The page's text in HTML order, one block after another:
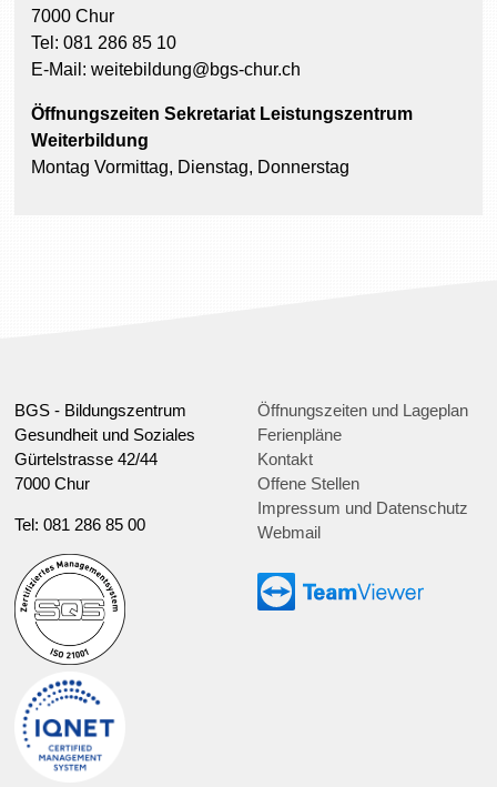
7000 Chur
Tel: 081 286 85 10
E-Mail:weitebildung@bgs-chur.ch
Öffnungszeiten Sekretariat Leistungszentrum
Weiterbildung
Montag Vormittag, Dienstag, Donnerstag
BGS - Bildungszentrum
Gesundheit und Soziales
Gürtelstrasse 42/44
7000 Chur
Tel: 081 286 85 00
Öffnungszeiten und Lageplan
Ferienpläne
Kontakt
Offene Stellen
Impressum und Datenschutz
Webmail